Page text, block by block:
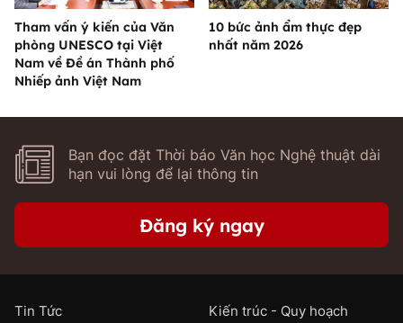
Tham vấn ý kiến của Văn
phòng UNESCO tại Việt
Nam về Đề án Thành phố
Nhiếp ảnh Việt Nam
10 bức ảnh ẩm thực đẹp
nhất năm 2026
Bạn đọc đặt Thời báo Văn học Nghệ thuật dài
hạn vui lòng để lại thông tin
Đăng ký ngay
Tin Tức
Kiến trúc - Quy hoạch